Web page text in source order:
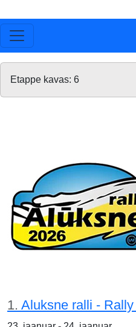
Etappe kavas: 6
1. Aluksne ralli -